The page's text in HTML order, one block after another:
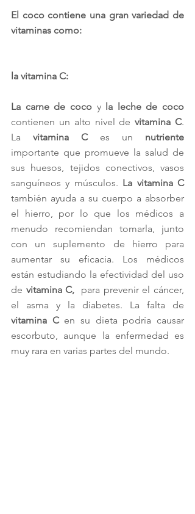
El coco contiene una gran variedad de
vitaminas como:
la vitamina C:
La carne de coco y la leche de coco
contienen un alto nivel de vitamina C.
La vitamina C es un nutriente
importante que promueve la salud de
sus huesos, tejidos conectivos, vasos
sanguíneos y músculos. La vitamina C
también ayuda a su cuerpo a absorber
el hierro, por lo que los médicos a
menudo recomiendan tomarla, junto
con un suplemento de hierro para
aumentar su eficacia. Los médicos
están estudiando la efectividad del uso
de vitamina C,
para prevenir el cáncer,
vitamina C en su dieta podría causar
escorbuto, aunque la enfermedad es
muy rara en varias partes del mundo.